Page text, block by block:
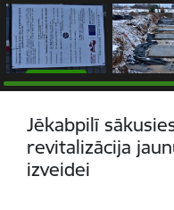
Jēkabpilī
revitalizācija
izveidei